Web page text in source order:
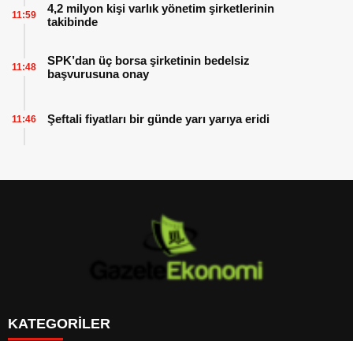
4,2 milyon kişi varlık yönetim şirketlerinin
takibinde
11:59
SPK’dan üç borsa şirketinin bedelsiz
başvurusuna onay
11:48
Şeftali fiyatları bir günde yarı yarıya eridi
11:46
KATEGORİLER